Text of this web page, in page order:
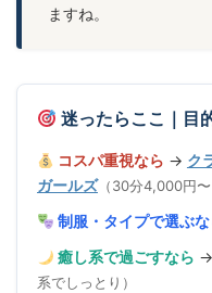
ますね。
迷ったらここ｜目
コスパ重視なら → ク
ガールズ（30分4,000円〜
制服・タイプで選ぶな
癒し系で過ごすなら →
系でしっとり）